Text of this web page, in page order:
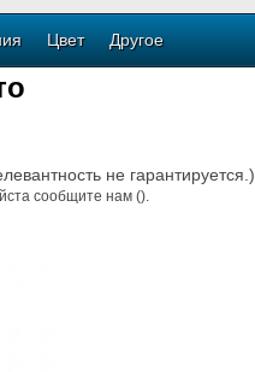
Цвет Другое
не гарантируется.)
сообщите нам ().